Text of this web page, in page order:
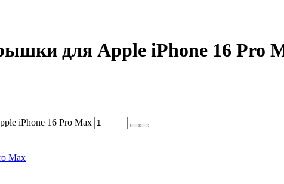
для Apple iPhone 16 Pro
iPhone 16 Pro Max
Max